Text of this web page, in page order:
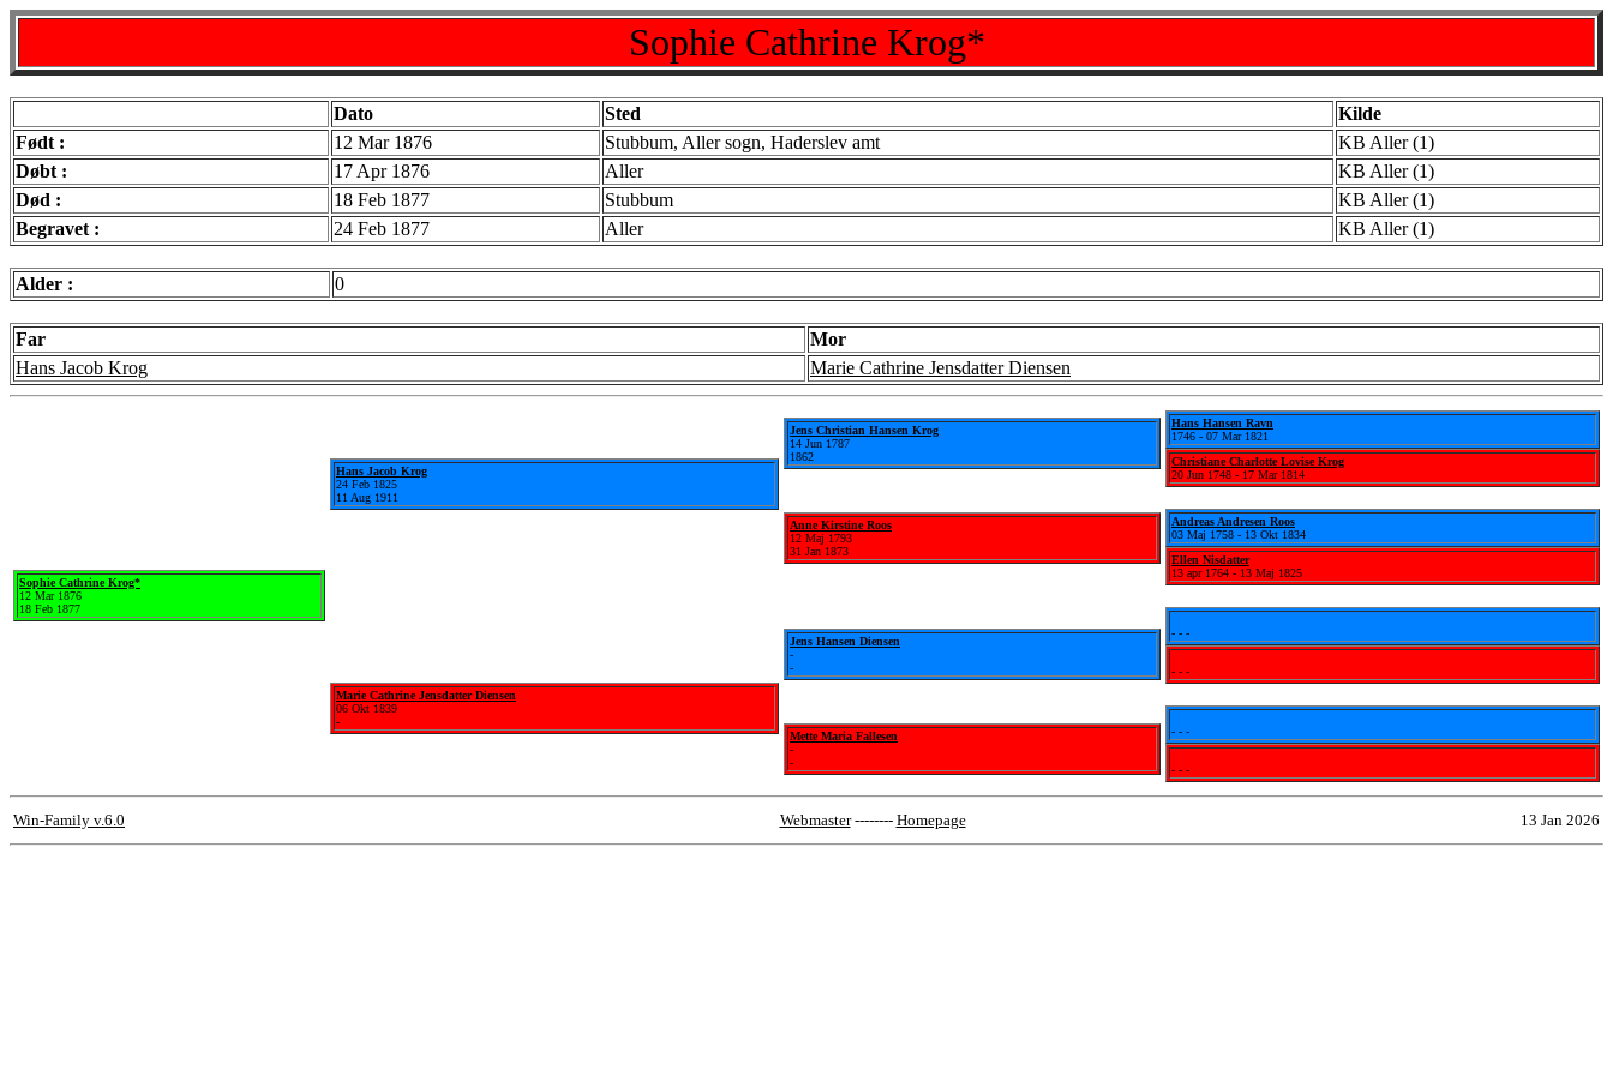
Sophie Cathrine Krog*
Dato Sted
Kilde
Født :
12 Mar 1876 Stubbum, Aller sogn, Haderslev amt
KB Aller (1)
Døbt :
17 Apr 1876 Aller
KB Aller (1)
Død :
18 Feb 1877 Stubbum
KB Aller (1)
Begravet :
24 Feb 1877 Aller KB Aller (1)
Alder : 0
Far
Mor
Hans Jacob Krog
Marie Cathrine Jensdatter Diensen
Sophie Cathrine Krog*
12 Mar 1876
18 Feb 1877
Hans Jacob Krog
24 Feb 1825
11 Aug 1911
Marie Cathrine Jensdatter Diensen
06 Okt 1839
-
Jens Christian Hansen Krog
14 Jun 1787
1862
Anne Kirstine Roos
12 Maj 1793
31 Jan 1873
Jens Hansen Diensen
-
-
Mette Maria Fallesen
-
-
Hans Hansen Ravn
1746 - 07 Mar 1821
Christiane Charlotte Lovise Krog
20 Jun 1748 - 17 Mar 1814
Andreas Andresen Roos
03 Maj 1758 - 13 Okt 1834
Ellen Nisdatter
13 apr 1764 - 13 Maj 1825
- - -
- - -
- - -
- - -
Win-Family v.6.0 Webmaster-------- Homepage 13 Jan 2026